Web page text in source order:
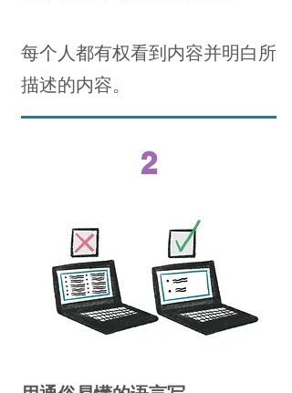
每个人都有权看到内容并明白所
描述的内容。
2